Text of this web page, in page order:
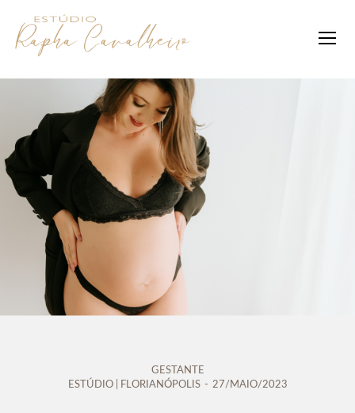
GESTANTE
ESTÚDIO | FLORIANÓPOLIS
27/MAIO/2023